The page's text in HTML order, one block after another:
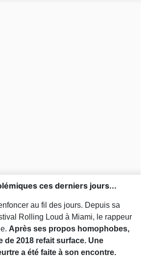
ces derniers jours...
au fil des jours. Depuis sa
Rolling Loud à Miami, le rappeur
Après ses propos homophobes,
de 2018 refait surface. Une
a été faite à son encontre.